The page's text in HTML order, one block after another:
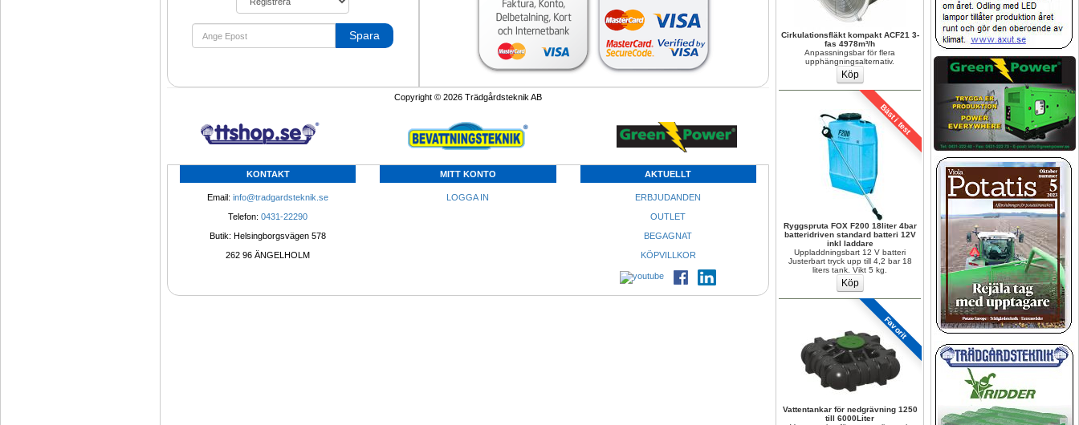
Cirkulationsfläkt kompakt ACF21 3-
fas 4978m³/h
Anpassningsbar för flera
upphängningsalternativ.
Bäst i test
Ryggspruta FOX F200 18liter 4bar
batteridriven standard batteri 12V
inkl laddare
Uppladdningsbart 12 V batteri
Justerbart tryck upp till 4,2 bar 18
liters tank. Vikt 5 kg.
Favorit
Vattentankar för nedgrävning 1250
till 6000Liter
Spara
Copyright © 2026 Trädgårdsteknik AB
KONTAKT
Email: info@tradgardsteknik.se
Telefon: 0431-22290
Butik: Helsingborgsvägen 578
262 96 ÄNGELHOLM
MITT KONTO
LOGGA IN
AKTUELLT
ERBJUDANDEN
OUTLET
BEGAGNAT
KÖPVILLKOR